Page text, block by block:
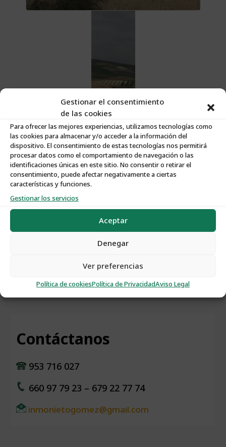
Gestionar el consentimiento
de las cookies
Para ofrecer las mejores experiencias, utilizamos tecnologías como
las cookies para almacenar y/o acceder a la información del
dispositivo. El consentimiento de estas tecnologías nos permitirá
procesar datos como el comportamiento de navegación o las
identificaciones únicas en este sitio. No consentir o retirar el
consentimiento, puede afectar negativamente a ciertas
características y funciones.
Gestionar los servicios
Aceptar
Denegar
Ver preferencias
Política de cookiesPolítica de PrivacidadAviso Legal
Características:
Nº de Propiedad
Tipo de Propiedad:Plantas de Olivar
Contáctanos
953 716 027
660 97 79 23 – 679 22 77 74
inmonietogomez@gmail.com